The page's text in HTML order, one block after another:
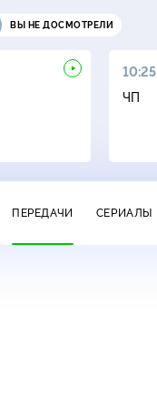
ВЫ НЕ ДОСМОТРЕЛИ
10:25
ЧП
ПЕРЕДАЧИ СЕРИАЛЫ